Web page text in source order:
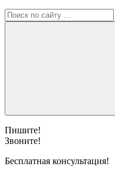
Пишите!
Звоните!
Бесплатная консультация!